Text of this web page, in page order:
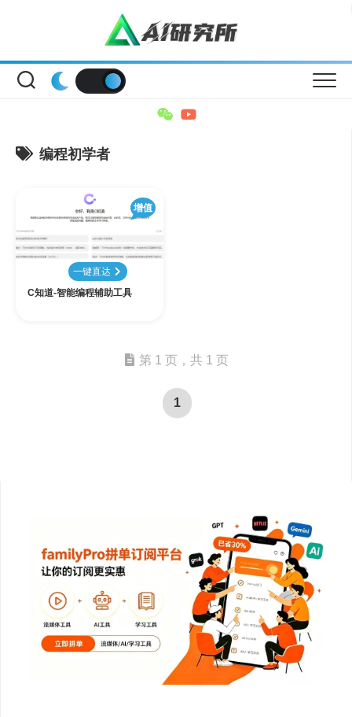
编程初学者
增值
一键直达
C知道-智能编程辅助工具
第 1 页，共 1 页
1